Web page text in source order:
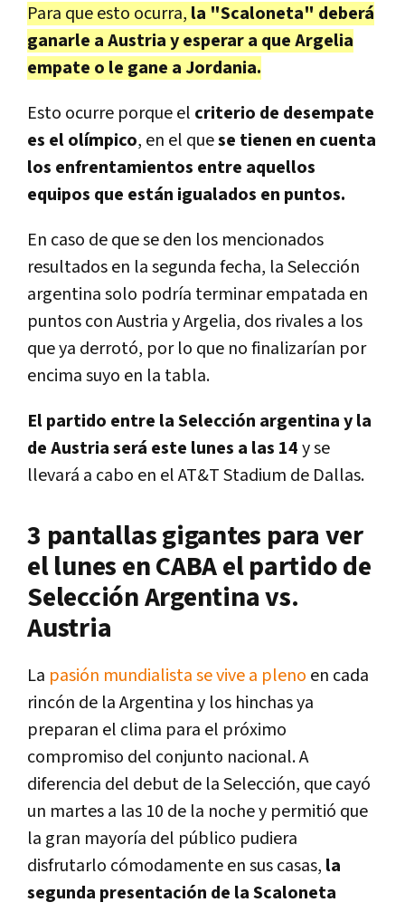
Para que esto ocurra, la "Scaloneta" deberá
ganarle a Austria y esperar a que Argelia
empate o le gane a Jordania.
Esto ocurre porque el criterio de desempate
es el olímpico, en el quese tienen en cuenta
los enfrentamientos entre aquellos
equipos que están igualados en puntos.
En caso de que se den los mencionados
resultados en la segunda fecha, la Selección
argentina solo podría terminar empatada en
puntos con Austria y Argelia, dos rivales a los
que ya derrotó, por lo que no finalizarían por
encima suyo en la tabla.
El partido entre la Selección argentina y la
de Austria será este lunes a las 14y se
llevará a cabo en el AT&T Stadium de Dallas.
3 pantallas gigantes para ver
el lunes en CABA el partido de
Selección Argentina vs.
Austria
La pasión mundialista se vive a pleno en cada
rincón de la Argentina y los hinchas ya
preparan el clima para el próximo
compromiso del conjunto nacional. A
diferencia del debut de la Selección, que cayó
un martes a las 10 de la noche y permitió que
la gran mayoría del público pudiera
disfrutarlo cómodamente en sus casas, la
segunda presentación de la Scaloneta